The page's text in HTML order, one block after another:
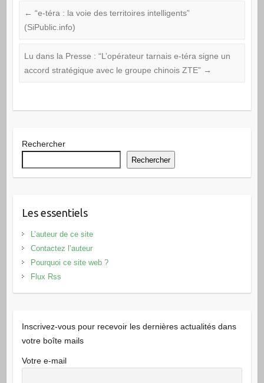
← “e-téra : la voie des territoires intelligents”
(SiPublic.info)
Lu dans la Presse : “L’opérateur tarnais e-téra signe un
accord stratégique avec le groupe chinois ZTE” →
Rechercher
Rechercher
Les essentiels
L’auteur de ce site
Contactez l’auteur
Pourquoi ce site web ?
Flux Rss
Inscrivez-vous pour recevoir les dernières actualités dans
votre boîte mails
Votre e-mail